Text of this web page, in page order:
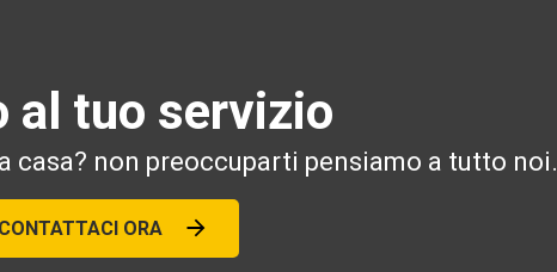
al tuo servizio
casa? non preoccuparti pensiamo a tutto noi.
CONTATTACI ORA